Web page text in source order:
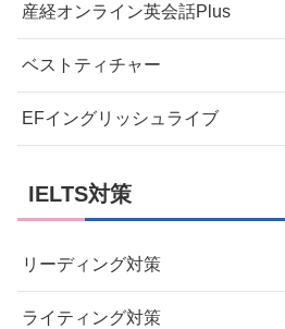
産経オンライン英会話Plus
ベストティチャー
EFイングリッシュライブ
IELTS対策
リーディング対策
ライティング対策